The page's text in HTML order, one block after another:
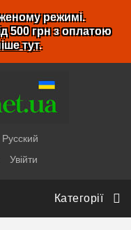
режимі.
500 грн з оплатою
тут.
Русский
Увійти
Категорії